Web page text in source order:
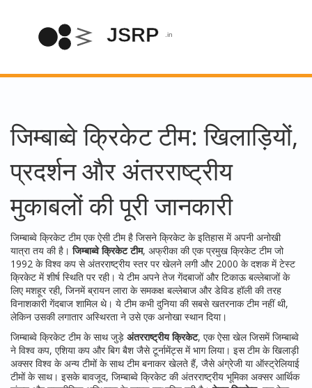
जिम्बाब्वे क्रिकेट टीम: खिलाड़ियों,
प्रदर्शन और अंतरराष्ट्रीय
मुकाबलों की पूरी जानकारी
जिम्बाब्वे क्रिकेट टीम एक ऐसी टीम है जिसने क्रिकेट के इतिहास में अपनी अनोखी
यात्रा तय की है।जिम्बाब्वे क्रिकेट टीम, अफ्रीका की एक प्रमुख क्रिकेट टीम जो
1992 के विश्व कप से अंतरराष्ट्रीय स्तर पर खेलने लगी और 2000 के दशक में टेस्ट
क्रिकेट में शीर्ष स्थिति पर रही। ये टीम अपने तेज गेंदबाजों और टिकाऊ बल्लेबाजों के
लिए मशहूर रही, जिनमें ब्रायन लारा के समकक्ष बल्लेबाज और डेविड हॉली की तरह
विनाशकारी गेंदबाज शामिल थे। ये टीम कभी दुनिया की सबसे खतरनाक टीम नहीं थी,
लेकिन उसकी लगातार अस्थिरता ने उसे एक अनोखा स्थान दिया।
जिम्बाब्वे क्रिकेट टीम के साथ जुड़े अंतरराष्ट्रीय क्रिकेट, एक ऐसा खेल जिसमें जिम्बाब्वे
ने विश्व कप, एशिया कप और बिग बैश जैसे टूर्नामेंट्स में भाग लिया। इस टीम के खिलाड़ी
अक्सर विश्व के अन्य टीमों के साथ टीम बनाकर खेलते हैं, जैसे अंग्रेजी या ऑस्ट्रेलियाई
टीमों के साथ। इसके बावजूद, जिम्बाब्वे क्रिकेट की अंतरराष्ट्रीय भूमिका अक्सर आर्थिक